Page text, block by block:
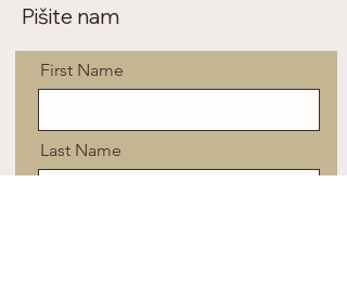
Pišite nam
First Name
Last Name